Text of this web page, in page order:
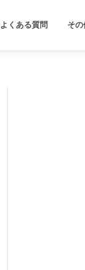
よくある質問 その